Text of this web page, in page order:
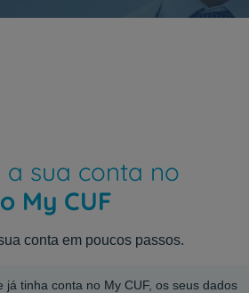
a sua conta no
My CUF
conta em poucos passos.
já tinha conta no My CUF, os seus dados